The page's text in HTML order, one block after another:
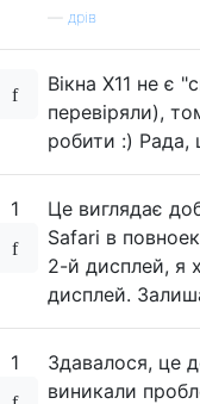
дрів
Вікна X11 не є
перевіряли),
робити :) Рада,
1
Це виглядає
Safari в
2-й дисплей, я
дисплей.
1
Здавалося, це
виникали